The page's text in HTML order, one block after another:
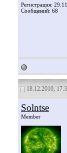
Регистрация:
Сообщений: 68
18.12.2010,
Solntse
Member